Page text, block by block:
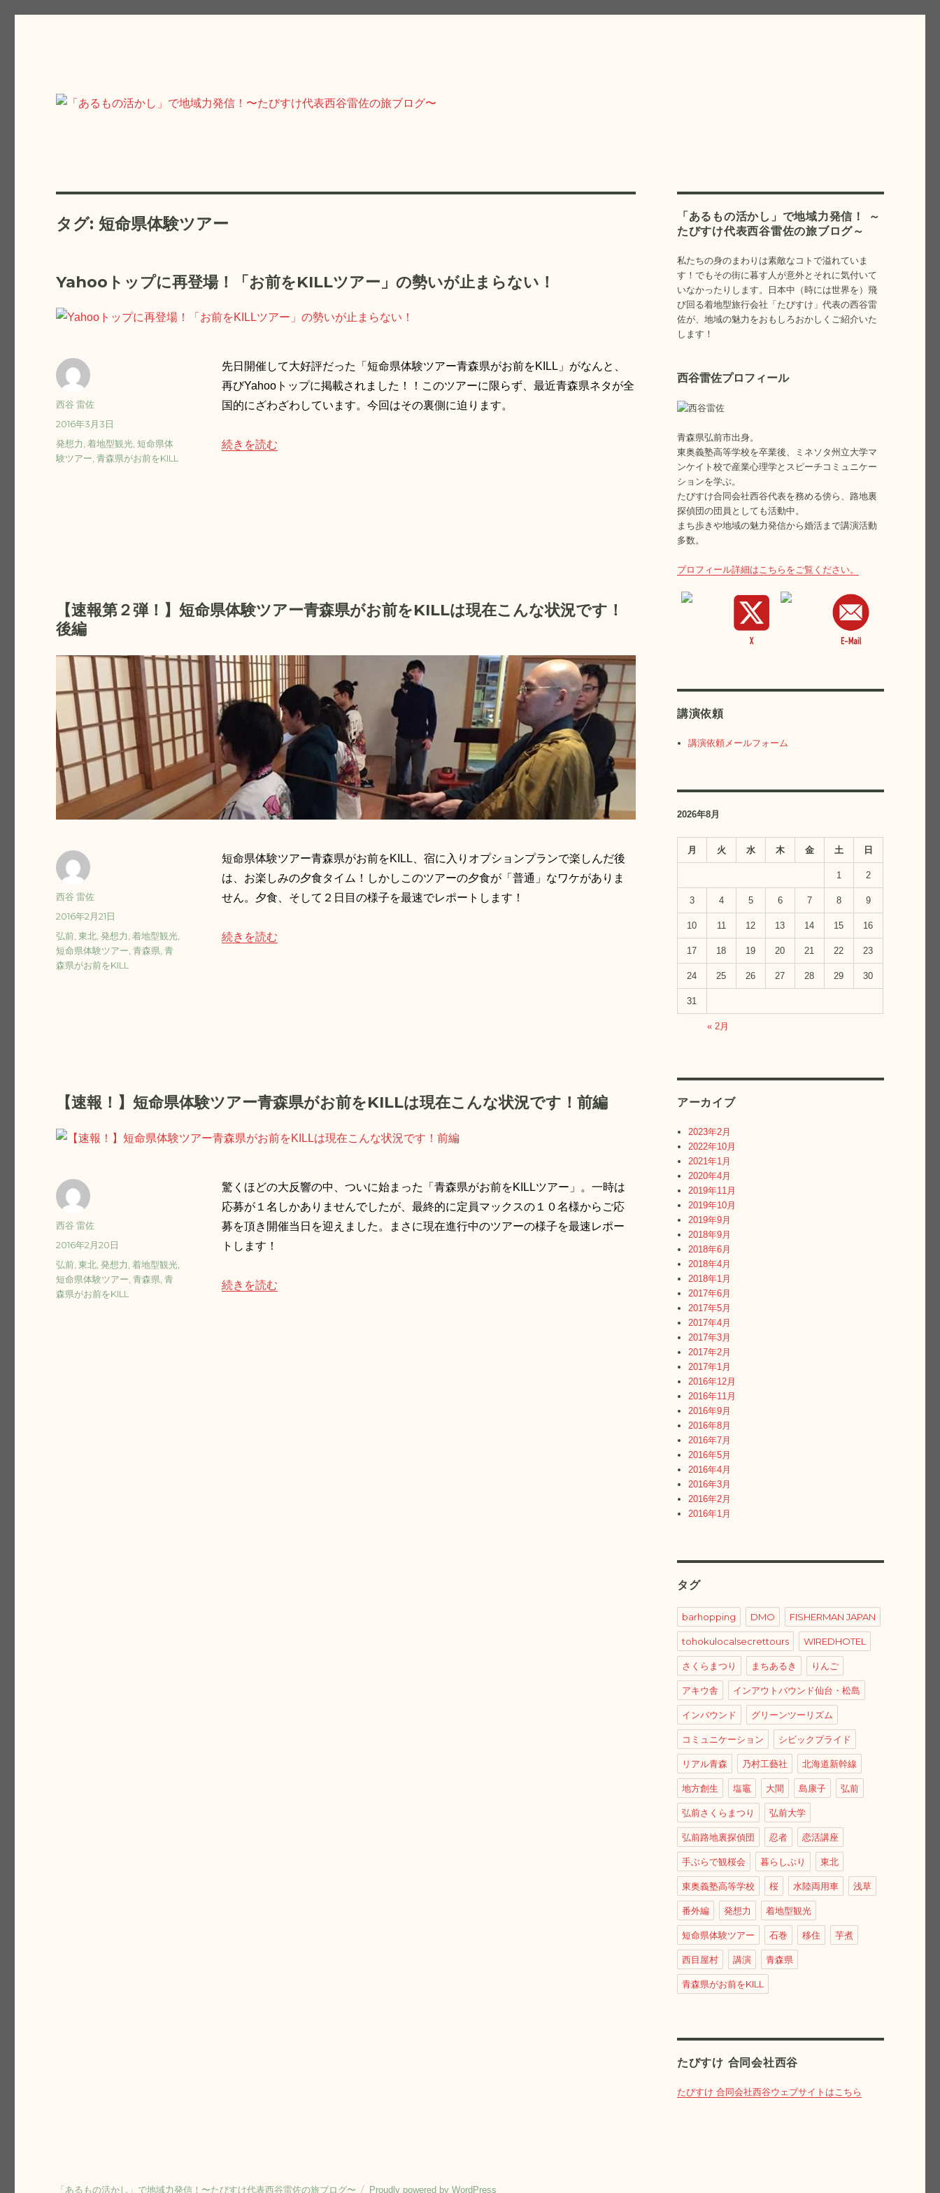
をおもしろおかしくご紹介いたします！
タグ:短命県体験ツアー
Yahooトップに再登場！「お前をKILLツアー」の勢いが止まらない！
先日開催して大好評だった「短命県体験ツアー青森県がお前をKILL」がなんと、
再びYahooトップに掲載されました！！このツアーに限らず、最近青森県ネタが全
国的にざわざわしています。今回はその裏側に迫ります。
“Yahooトップに再登場！「お前をKILLツアー」の勢いが止まらない！” の
続きを読む
投
稿
西谷 雷佐
投
稿
日:
2016年3月3日
タ
グ
発想力,着地型観光,短命県体
験ツアー,青森県がお前をKILL
【速報第２弾！】短命県体験ツアー青森県がお前をKILLは現在こんな状況です！
後編
短命県体験ツアー青森県がお前をKILL、宿に入りオプションプランで楽しんだ後
は、お楽しみの夕食タイム！しかしこのツアーの夕食が「普通」なワケがありま
せん。夕食、そして２日目の様子を最速でレポートします！
“【速報第２弾！】短命県体験ツアー青森県がお前をKILLは現在こんな状況です！後編” の
続きを読む
投
稿
西谷 雷佐
投
稿
日:
2016年2月21日
タ
グ
弘前,東北,発想力,着地型観光,
短命県体験ツアー,青森県,青
森県がお前をKILL
【速報！】短命県体験ツアー青森県がお前をKILLは現在こんな状況です！前編
驚くほどの大反響の中、ついに始まった「青森県がお前をKILLツアー」。一時は
応募が１名しかありませんでしたが、最終的に定員マックスの１０名様からご応
募を頂き開催当日を迎えました。まさに現在進行中のツアーの様子を最速レポー
トします！
“【速報！】短命県体験ツアー青森県がお前をKILLは現在こんな状況です！前編” の
続きを読む
投
西谷 雷佐
投
稿
日:
2016年2月20日
タ
グ
弘前 ,東北 ,発想力 ,着地型観光
短命県体験ツアー ,青森県 ,青
森県がお前をKILL
「あるもの活かし」で地域力発信！ ～
たびすけ代表西谷雷佐の旅ブログ～
私たちの身のまわりは素敵なコトで溢れていま
す！でもその街に暮す人が意外とそれに気付いて
いなかったりします。日本中（時には世界を）飛
び回る着地型旅行会社「たびすけ」代表の西谷雷
佐が、地域の魅力をおもしろおかしくご紹介いた
します！
西谷雷佐プロフィール
青森県弘前市出身。
東奥義塾高等学校を卒業後、ミネソタ州立大学マ
ンケイト校で産業心理学とスピーチコミュニケー
ションを学ぶ。
たびすけ合同会社西谷代表を務める傍ら、路地裏
探偵団の団員としても活動中。
まち歩きや地域の魅力発信から婚活まで講演活動
多数。
プロフィール詳細はこちらをご覧ください。
講演依頼
講演依頼メールフォーム
2026年8月
月 火 水 木 金 土 日
1 2
3 4 5 6 7 8 9
10 11 12 13 14 15 16
17 18 19 20 21 22 23
24 25 26 27 28 29 30
31
« 2月
アーカイブ
2023年2月
2022年10月
2021年1月
2020年4月
2019年11月
2019年10月
2019年9月
2018年9月
2018年6月
2018年4月
2018年1月
2017年6月
2017年5月
2017年4月
2017年3月
2017年2月
2017年1月
2016年12月
2016年11月
2016年9月
2016年8月
2016年7月
2016年5月
2016年4月
2016年3月
2016年2月
2016年1月
タグ
barhopping DMO FISHERMAN JAPAN
tohokulocalsecrettours WIREDHOTEL
さくらまつり まちあるき りんご
アキウ舎 インアウトバウンド仙台・松島
インバウンド グリーンツーリズム
コミュニケーション シビックプライド
リアル青森 乃村工藝社 北海道新幹線
地方創生 塩竈 大間 島康子 弘前
弘前さくらまつり 弘前大学
弘前路地裏探偵団 忍者 恋活講座
手ぶらで観桜会 暮らしぶり 東北
東奥義塾高等学校 桜 水陸両用車 浅草
番外編 発想力 着地型観光
短命県体験ツアー 石巻 移住 芋煮
西目屋村 講演 青森県
青森県がお前をKILL
たびすけ 合同会社西谷
たびすけ 合同会社西谷ウェブサイトはこちら
「あるもの活かし」で地域力発信！〜たびすけ代表西谷雷佐の旅ブログ〜 Proudly powered by WordPress